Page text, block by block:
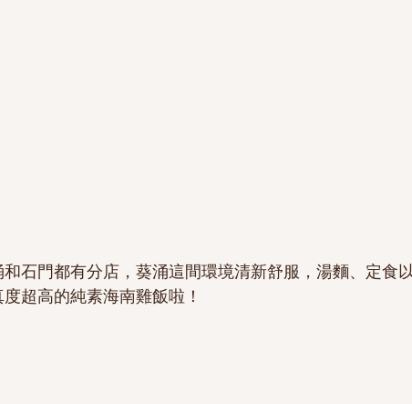
和石門都有分店，葵涌這間環境清新舒服，湯麵、定食
超高的純素海南雞飯啦！